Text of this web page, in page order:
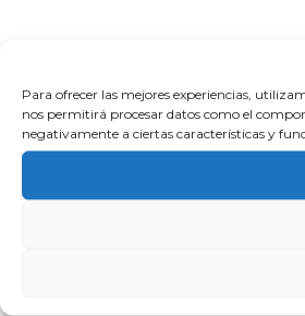
Para ofrecer las mejores experiencias,
nos permitirá procesar datos como el
negativamente a ciertas características y